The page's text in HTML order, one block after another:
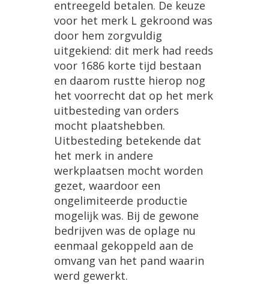
entreegeld betalen. De keuze
voor het merk L gekroond was
door hem zorgvuldig
uitgekiend: dit merk had reeds
voor 1686 korte tijd bestaan
en daarom rustte hierop nog
het voorrecht dat op het merk
uitbesteding van orders
mocht plaatshebben.
Uitbesteding betekende dat
het merk in andere
werkplaatsen mocht worden
gezet, waardoor een
ongelimiteerde productie
mogelijk was. Bij de gewone
bedrijven was de oplage nu
eenmaal gekoppeld aan de
omvang van het pand waarin
werd gewerkt.